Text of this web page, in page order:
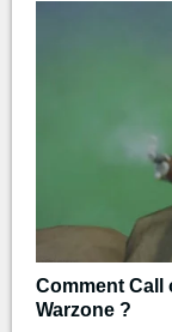
Comment Call
Warzone ?